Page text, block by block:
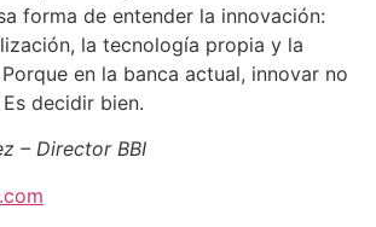
forma de entender la innovación:
la tecnología propia y la
en la banca actual, innovar no
decidir bien.
– Director BBI